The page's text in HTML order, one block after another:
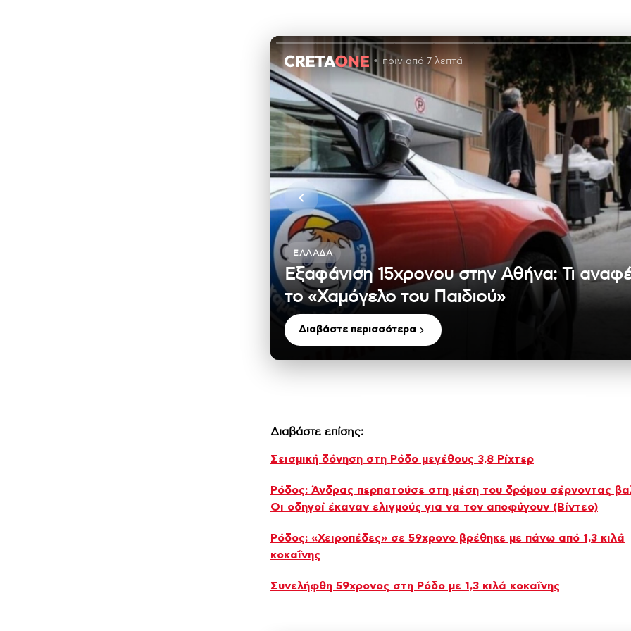
πριν από 7 λεπτά
ΕΛΛΆΔΑ
Εξαφάνιση 15χρονου στην Αθήνα: Τι
το «Χαμόγελο του Παιδιού»
Διαβάστε περισσότερα
Διαβάστε επίσης:
Σεισμική δόνηση στη Ρόδο μεγέθους 3,8 Ρίχτερ
Ρόδος: Άνδρας περπατούσε στη μέση του δρόμου σέρνοντας
Οι οδηγοί έκαναν ελιγμούς για να τον αποφύγουν (Βίντεο)
Ρόδος: «Χειροπέδες» σε 59χρονο βρέθηκε με πάνω από 1,3 κιλά
κοκαΐνης
Συνελήφθη 59χρονος στη Ρόδο με 1,3 κιλά κοκαΐνης